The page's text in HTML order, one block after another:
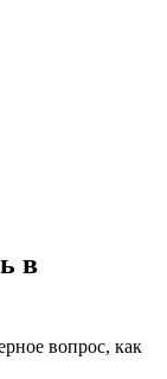
Сочи и
в
вопрос, как